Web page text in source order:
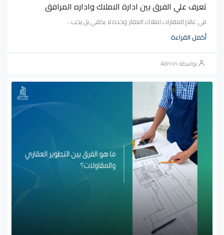
تعرف علي الفرق بين ادارة الاملاك واداره المرافق
في عالم العقارات امتلاك العقار وحده لا يكفي بل يجب...
أكمل القراءة
بواسطة Admin